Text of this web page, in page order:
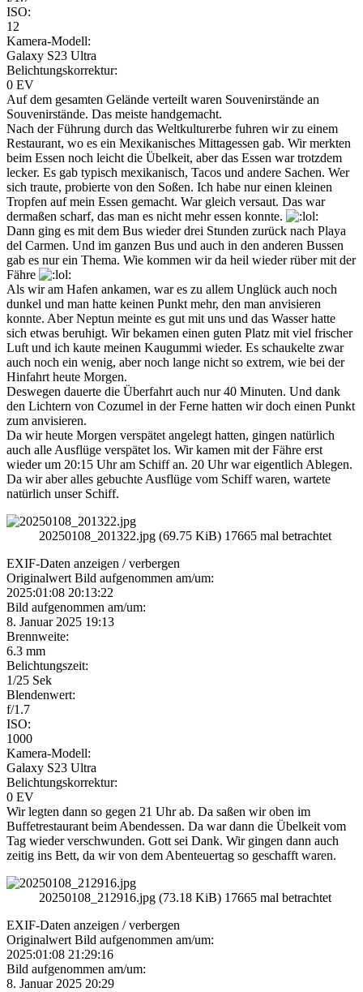
ISO:
12
Kamera-Modell:
Galaxy S23 Ultra
Belichtungskorrektur:
0 EV
Auf dem gesamten Gelände verteilt waren Souvenirstände an
Souvenirstände. Das meiste handgemacht.
Nach der Führung durch das Weltkulturerbe fuhren wir zu einem
Restaurant, wo es ein Mexikanisches Mittagessen gab. Wir merkten
beim Essen noch leicht die Übelkeit, aber das Essen war trotzdem
lecker. Es gab typisch mexikanisch, Tacos und andere Sachen. Wer
sich traute, probierte von den Soßen. Ich habe nur einen kleinen
Tropfen auf mein Essen gemacht. War gleich versaut. Das war
dermaßen scharf, das man es nicht mehr essen konnte.
Dann ging es mit dem Bus wieder drei Stunden zurück nach Playa
del Carmen. Und im ganzen Bus und auch in den anderen Bussen
gab es nur ein Thema. Wie kommen wir da heil wieder rüber mit der
Fähre
Als wir am Hafen ankamen, war es zu allem Unglück auch noch
dunkel und man hatte keinen Punkt mehr, den man anvisieren
konnte. Aber Neptun meinte es gut mit uns und das Wasser hatte
sich etwas beruhigt. Wir bekamen einen guten Platz mit viel frischer
Luft und ich kaute meinen Kaugummi wieder. Es schaukelte zwar
auch noch ein wenig, aber noch lange nicht so extrem, wie bei der
Hinfahrt heute Morgen.
Deswegen dauerte die Überfahrt auch nur 40 Minuten. Und dank
den Lichtern von Cozumel in der Ferne hatten wir doch einen Punkt
zum anvisieren.
Da wir heute Morgen verspätet angelegt hatten, gingen natürlich
auch alle Ausflüge verspätet los. Wir kamen mit der Fähre erst
wieder um 20:15 Uhr am Schiff an. 20 Uhr war eigentlich Ablegen.
Da wir aber alles gebuchte Ausflüge vom Schiff waren, wartete
natürlich unser Schiff.
20250108_201322.jpg (69.75 KiB) 17665 mal betrachtet
EXIF-Daten anzeigen / verbergen
Originalwert Bild aufgenommen am/um:
2025:01:08 20:13:22
Bild aufgenommen am/um:
8. Januar 2025 19:13
Brennweite:
6.3 mm
Belichtungszeit:
1/25 Sek
Blendenwert:
f/1.7
ISO:
1000
Kamera-Modell:
Galaxy S23 Ultra
Belichtungskorrektur:
0 EV
Wir legten dann so gegen 21 Uhr ab. Da saßen wir oben im
Buffetrestaurant beim Abendessen. Da war dann die Übelkeit vom
Tag wieder verschwunden. Gott sei Dank. Wir gingen dann auch
zeitig ins Bett, da wir von dem Abenteuertag so geschafft waren.
20250108_212916.jpg (73.18 KiB) 17665 mal betrachtet
EXIF-Daten anzeigen / verbergen
Originalwert Bild aufgenommen am/um:
2025:01:08 21:29:16
Bild aufgenommen am/um:
8. Januar 2025 20:29